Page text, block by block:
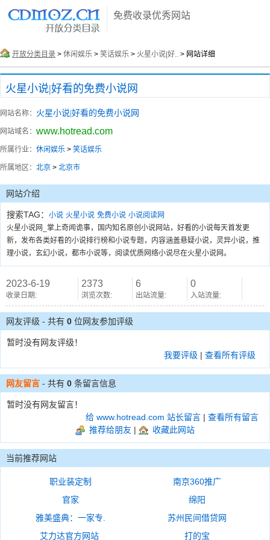
免费收录优秀网站
开放分类目录 > 休闲娱乐 > 笑话娱乐 > 火星小说|好.. > 网站详细
火星小说|好看的免费小说网
网站名称： 火星小说|好看的免费小说网
网站域名： www.hotread.com
所属行业： 休闲娱乐 > 笑话娱乐
所属地区： 北京 > 北京市
网站介绍
搜索TAG： 小说 火星小说 免费小说 小说阅读网
火星小说网_掌上奇闻诡事，国内知名原创小说网站，好看的小说每天首发更
新，发布各类好看的小说排行榜和小说专题，内容涵盖悬疑小说，灵异小说，推
理小说，玄幻小说，都市小说等，阅读优质网络小说尽在火星小说网。
2023-6-19
收录日期:
2373
浏览次数:
6
出站流量:
0
入站流量:
网友评级 - 共有 0 位网友参加评级
暂时没有网友评级！
我要评级 | 查看所有评级
网友留言 - 共有 0 条留言信息
暂时没有网友留言！
给 www.hotread.com 站长留言 | 查看所有留言
推荐给朋友 | 收藏此网站
当前推荐网站
职业装定制
南京360推广
官家
绵阳
雅美盛典：一家专.
苏州民间借贷网
艾力达官方网站
打的宝